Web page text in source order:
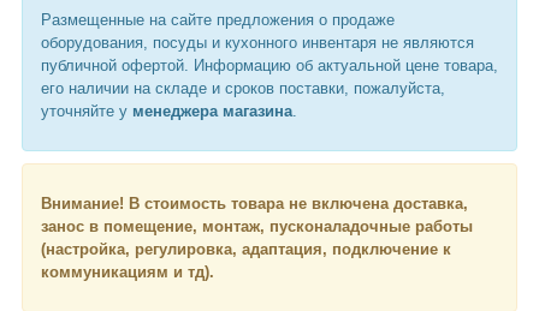
Размещенные на сайте предложения о продаже
оборудования, посуды и кухонного инвентаря не являются
публичной офертой. Информацию об актуальной цене товара,
его наличии на складе и сроков поставки, пожалуйста,
уточняйте у менеджера магазина
Внимание! В стоимость товара не включена доставка,
занос в помещение, монтаж, пусконаладочные работы
(настройка, регулировка, адаптация, подключение к
коммуникациям и тд).